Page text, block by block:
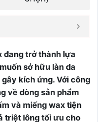
đang trở thành lựa
sở hữu làn da
kích ứng. Với công
về dòng sản phẩm
và miếng wax tiện
triệt lông tối ưu cho